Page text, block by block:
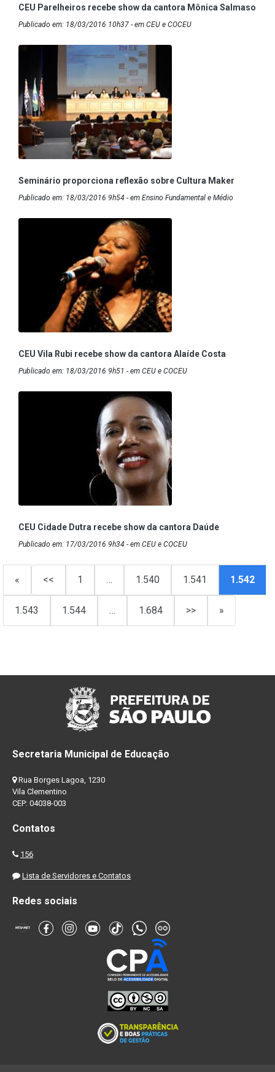
CEU Parelheiros recebe show da cantora Mônica Salmaso
Publicado em: 18/03/2016 10h37 - em CEU e COCEU
Seminário proporciona reflexão sobre Cultura Maker
Publicado em: 18/03/2016 9h54 - em Ensino Fundamental e Médio
CEU Vila Rubi recebe show da cantora Alaíde Costa
Publicado em: 18/03/2016 9h51 - em CEU e COCEU
CEU Cidade Dutra recebe show da cantora Daúde
Publicado em: 17/03/2016 9h34 - em CEU e COCEU
« << 1 … 1.540 1.541 1.542
1.543 1.544 … 1.684 >> »
Secretaria Municipal de Educação
Rua Borges Lagoa, 1230
Vila Clementino
CEP: 04038-003
Contatos
156
Lista de Servidores e Contatos
Redes sociais